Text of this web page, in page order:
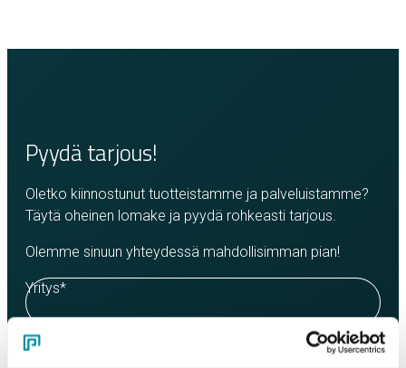
Pyydä tarjous!
Oletko kiinnostunut tuotteistamme ja palveluistamme?
Täytä oheinen lomake ja pyydä rohkeasti tarjous.
Olemme sinuun yhteydessä mahdollisimman pian!
Yritys*